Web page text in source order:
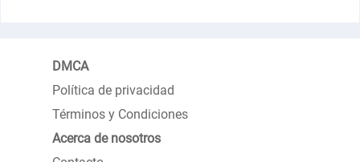
DMCA
Política de privacidad
Términos y Condiciones
Acerca de nosotros